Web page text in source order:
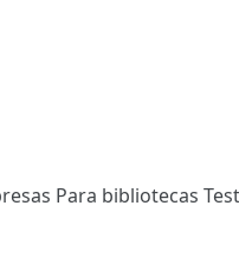
Para bibliotecas